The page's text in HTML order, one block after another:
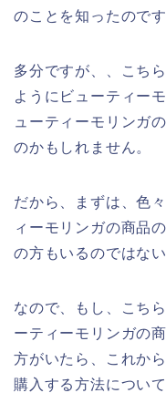
のことを知ったのです
多分ですが、、こち
ようにビューティー
ューティーモリンガ
のかもしれません。
だから、まずは、色
ィーモリンガの商品
の方もいるのではな
なので、もし、こち
ーティーモリンガの
方がいたら、これか
購入する方法につい